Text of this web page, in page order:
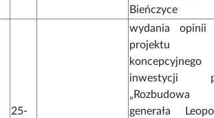
Bieńczyce
25-
wydania opinii
projektu
koncepcyjnego
inwestycji
„Rozbudowa
generała